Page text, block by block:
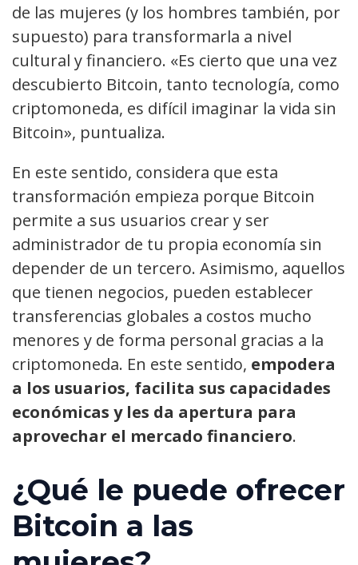
de las mujeres (y los hombres también, por
supuesto) para transformarla a nivel
cultural y financiero. «Es cierto que una vez
descubierto Bitcoin, tanto tecnología, como
criptomoneda, es difícil imaginar la vida sin
Bitcoin», puntualiza.
En este sentido, considera que esta
transformación empieza porque Bitcoin
permite a sus usuarios crear y ser
administrador de tu propia economía sin
depender de un tercero. Asimismo, aquellos
que tienen negocios, pueden establecer
transferencias globales a costos mucho
menores y de forma personal gracias a la
criptomoneda. En este sentido, empodera
a los usuarios, facilita sus capacidades
económicas y les da apertura para
aprovechar el mercado financiero.
¿Qué le puede ofrecer
Bitcoin a las